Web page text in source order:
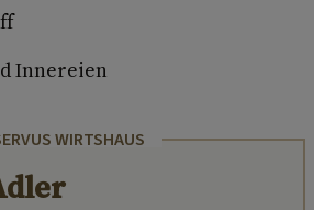
Innereien
WIRTSHAUS